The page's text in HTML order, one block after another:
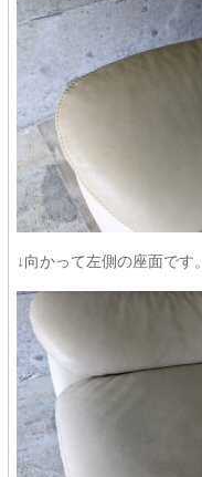
↓向かって左側の座面です。